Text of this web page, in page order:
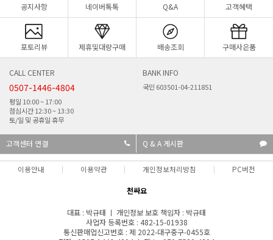
공지사항 네이버톡톡 Q&A 고객혜택
포토리뷰 제휴및대량구매 배송조회 구매사은품
CALL CENTER
0507-1446-4804
평일 10:00 ~ 17:00
점심시간 12:30 ~ 13:30
토/일 및 공휴일 휴무
BANK INFO
국민 603501-04-211851
고객센터 연결 Q & A 게시판
이용안내 이용약관 개인정보처리방침 PC버전
천싸요
대표 : 박규태 ㅣ 개인정보 보호 책임자 : 박규태
사업자 등록번호 : 482-15-01938
통신판매업신고번호 : 제 2022-대구중구-0455호